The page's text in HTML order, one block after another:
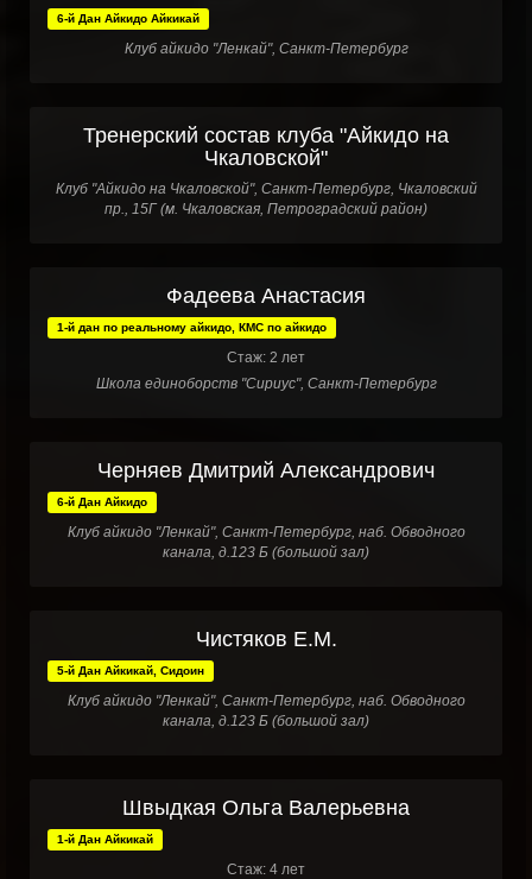
6-й Дан Айкидо Айкикай
Клуб айкидо "Ленкай", Санкт-Петербург
Тренерский состав клуба "Айкидо на
Чкаловской"
Клуб "Айкидо на Чкаловской", Санкт-Петербург, Чкаловский
пр., 15Г (м. Чкаловская, Петроградский район)
Фадеева Анастасия
1-й дан по реальному айкидо, КМС по айкидо
Стаж: 2 лет
Школа единоборств "Сириус", Санкт-Петербург
Черняев Дмитрий Александрович
6-й Дан Айкидо
Клуб айкидо "Ленкай", Санкт-Петербург, наб. Обводного
канала, д.123 Б (большой зал)
Чистяков Е.М.
5-й Дан Айкикай, Сидоин
Клуб айкидо "Ленкай", Санкт-Петербург, наб. Обводного
канала, д.123 Б (большой зал)
Швыдкая Ольга Валерьевна
1-й Дан Айкикай
Стаж: 4 лет